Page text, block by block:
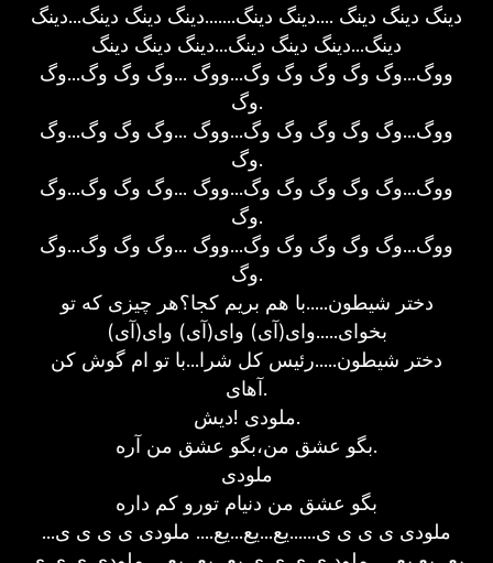
دینگ دینگ دینگ ....دینگ دینگ.......دینگ دینگ دینگ...دینگ
دینگ...دینگ دینگ دینگ...دینگ دینگ دینگ
ووگ...وگ وگ وگ وگ وگ...ووگ ...وگ وگ وگ...وگ
وگ.
ووگ...وگ وگ وگ وگ وگ...ووگ ...وگ وگ وگ...وگ
وگ.
ووگ...وگ وگ وگ وگ وگ...ووگ ...وگ وگ وگ...وگ
وگ.
ووگ...وگ وگ وگ وگ وگ...ووگ ...وگ وگ وگ...وگ
وگ.
دختر شیطون.....با هم بریم کجا؟هر چیزی که تو
بخوای.....وای(آی) وای(آی) وای(آی)
دختر شیطون.....رئیس کل شرا...با تو ام گوش کن
آهای.
ملودی !دیش.
بگو عشق من،بگو عشق من آره.
ملودی
بگو عشق من دنیام تورو کم داره
ملودی ی ی ی ی......یع...یع...یع.... ملودی ی ی ی ی...